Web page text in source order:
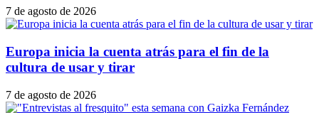
7 de agosto de 2026
Europa inicia la cuenta atrás para el fin de la
cultura de usar y tirar
7 de agosto de 2026